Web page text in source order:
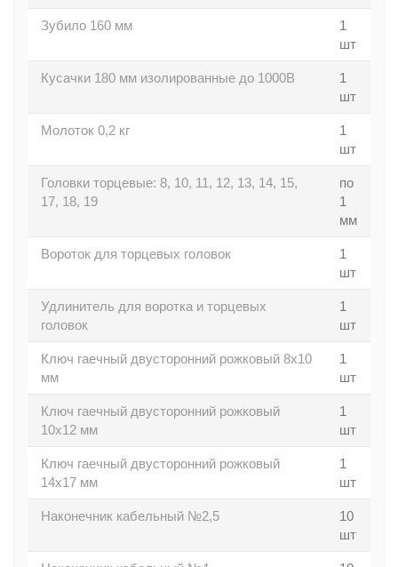
Зубило 160 мм
1
шт
Кусачки 180 мм изолированные до 1000В
1
шт
Молоток 0,2 кг
1
шт
Головки торцевые: 8, 10, 11, 12, 13, 14, 15,
17, 18, 19
по
1
мм
Вороток для торцевых головок
1
шт
Удлинитель для воротка и торцевых
головок
1
шт
Ключ гаечный двусторонний рожковый 8x10
мм
1
шт
Ключ гаечный двусторонний рожковый
10x12 мм
1
шт
Ключ гаечный двусторонний рожковый
14х17 мм
1
шт
Наконечник кабельный №2,5
10
шт